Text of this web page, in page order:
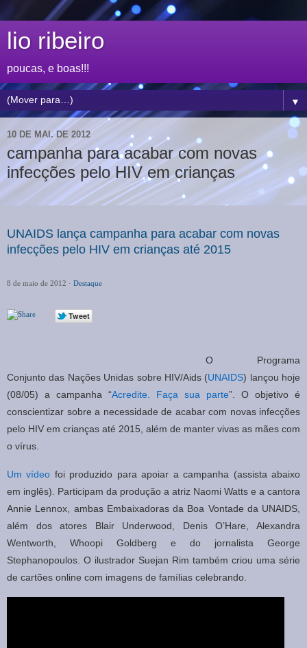
lio ribeiro
poucas, e boas!!!
▼
10 DE MAI. DE 2012
campanha para acabar com novas
infecções pelo HIV em crianças
UNAIDS lança campanha para acabar com novas
infecções pelo HIV em crianças até 2015
8 de maio de 2012 · Destaque
O Programa
Conjunto das Nações Unidas sobre HIV/Aids (UNAIDS) lançou hoje
(08/05) a campanha “Acredite. Faça sua parte”. O objetivo é
conscientizar sobre a necessidade de acabar com novas infecções
pelo HIV em crianças até 2015, além de manter vivas as mães com
o vírus.
Um vídeo foi produzido para apoiar a campanha (assista abaixo
em inglês). Participam da produção a atriz Naomi Watts e a cantora
Annie Lennox, ambas Embaixadoras da Boa Vontade da UNAIDS,
além dos atores Blair Underwood, Denis O’Hare, Alexandra
Wentworth, Whoopi Goldberg e do jornalista George
Stephanopoulos. O ilustrador Suejan Rim também criou uma série
de cartões online com imagens de famílias celebrando.